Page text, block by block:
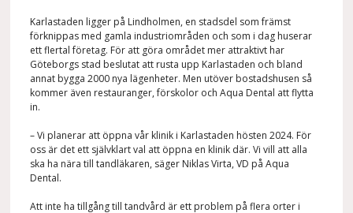
Karlastaden ligger på Lindholmen, en stadsdel som främst
förknippas med gamla industriområden och som i dag huserar
ett flertal företag. För att göra området mer attraktivt har
Göteborgs stad beslutat att rusta upp Karlastaden och bland
annat bygga 2000 nya lägenheter. Men utöver bostadshusen så
kommer även restauranger, förskolor och Aqua Dental att flytta
in.
– Vi planerar att öppna vår klinik i Karlastaden hösten 2024. För
oss är det ett självklart val att öppna en klinik där. Vi vill att alla
ska ha nära till tandläkaren, säger Niklas Virta, VD på Aqua
Dental.
Att inte ha tillgång till tandvård är ett problem på flera orter i